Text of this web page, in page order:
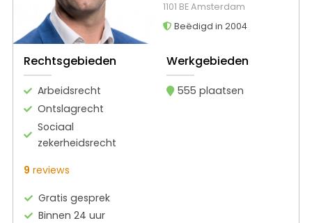
1101 BE Amsterdam
Beëdigd in 2004
Rechtsgebieden
Arbeidsrecht
Ontslagrecht
Sociaal
zekerheidsrecht
Werkgebieden
555 plaatsen
9 reviews
Gratis gesprek
Binnen 24 uur